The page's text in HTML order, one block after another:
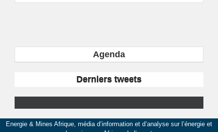
Agenda
Derniers tweets
Energie & Mines Afrique, média d’information et d’analyse sur l’énergie et